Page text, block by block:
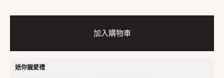
加入購物車
迷你寵愛禮